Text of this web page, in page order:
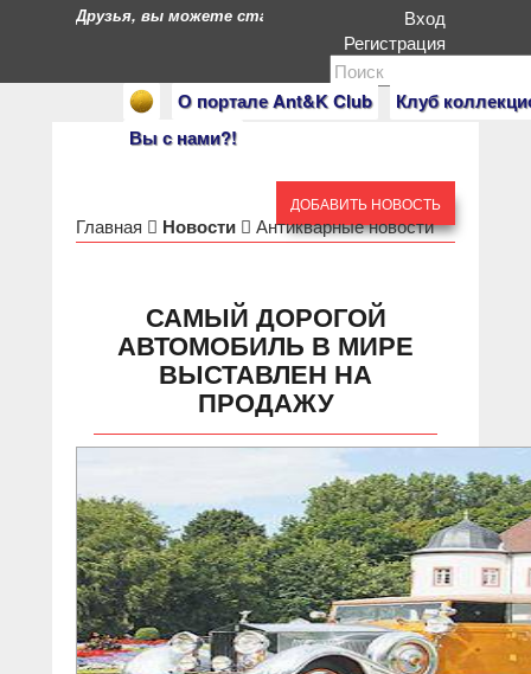
О портале Ant&K Club
Клуб
Вы с нами?!
Друзья, вы можете стать героями нашего портала.
Вход
Регистрация
ДОБАВИТЬ НОВОСТЬ
Главная Новости Антикварные новости
САМЫЙ ДОРОГОЙ
АВТОМОБИЛЬ В МИРЕ
ВЫСТАВЛЕН НА
ПРОДАЖУ